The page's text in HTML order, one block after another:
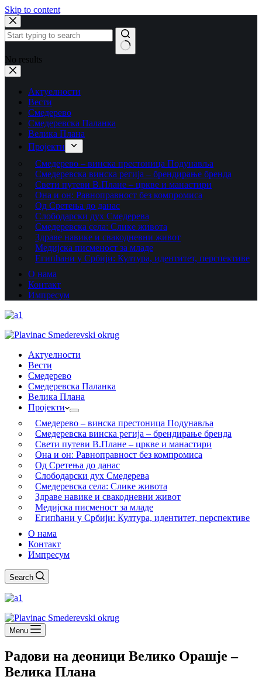
Skip to content
No results
Актуелности
Вести
Смедерево
Смедеревска Паланка
Велика Плана
Пројекти
Смедерево – винска престоница Подунавља
Смедеревска винска регија – брендирање бренда
Свети путеви В.Плане – цркве и манастири
Она и он: Равноправност без компромиса
Од Сретења до данас
Слободарски дух Смедерева
Смедеревска села: Слике живота
Здраве навике и свакодневни живот
Медијска писменост за младе
Египћани у Србији: Култура, идентитет, перспективе
О нама
Контакт
Импресум
Актуелности
Вести
Смедерево
Смедеревска Паланка
Велика Плана
Пројекти
Смедерево – винска престоница Подунавља
Смедеревска винска регија – брендирање бренда
Свети путеви В.Плане – цркве и манастири
Она и он: Равноправност без компромиса
Од Сретења до данас
Слободарски дух Смедерева
Смедеревска села: Слике живота
Здраве навике и свакодневни живот
Медијска писменост за младе
Египћани у Србији: Култура, идентитет, перспективе
О нама
Контакт
Импресум
Search
Menu
Радови на деоници Велико Орашје –
Велика Плана